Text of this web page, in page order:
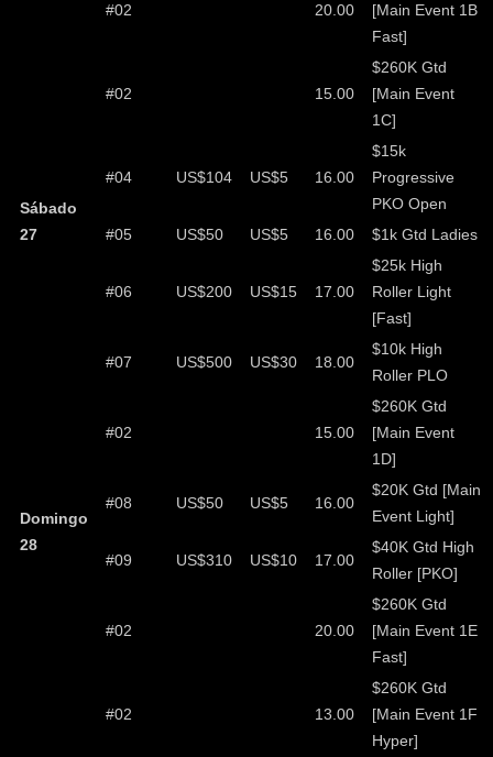
#02 20.00
[Main Event 1B
Fast]
Sábado
27
#02 15.00
$260K Gtd
[Main Event
1C]
#04 US$104 US$5 16.00
$15k
Progressive
PKO Open
#05
US$50 US$5 16.00 $1k Gtd Ladies
#06 US$200 US$15 17.00
$25k High
Roller Light
[Fast]
#07 US$500 US$30 18.00
$10k High
Roller PLO
Domingo
28
#02 15.00
$260K Gtd
[Main Event
1D]
#08 US$50 US$5 16.00
$20K Gtd [Main
Event Light]
#09 US$310 US$10 17.00
$40K Gtd High
Roller [PKO]
#02 20.00
$260K Gtd
[Main Event 1E
Fast]
#02 13.00
$260K Gtd
[Main Event 1F
Hyper]